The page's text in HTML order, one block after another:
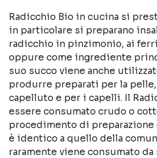
Radicchio Bio in cucina si
in particolare si preparano
radicchio in pinzimonio, ai
oppure come ingrediente
suo succo viene anche
produrre preparati per la
capelluto e per i capelli. Il
essere consumato crudo o
procedimento di
è identico a quello della
raramente viene consumato